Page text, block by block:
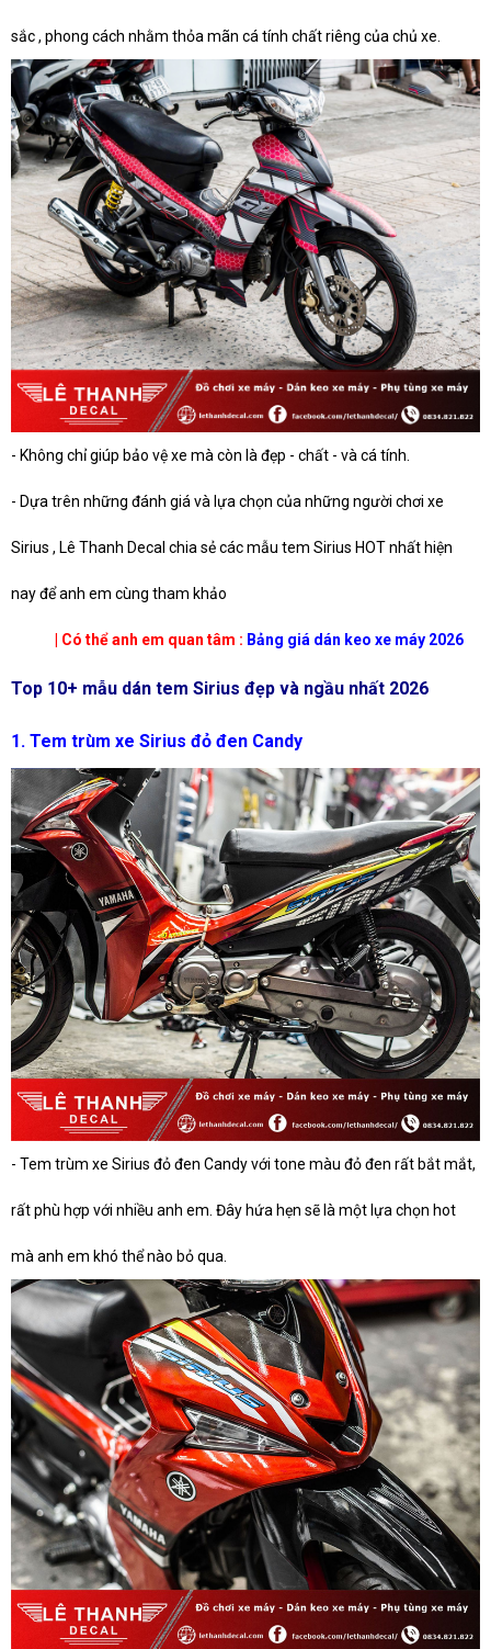
sắc , phong cách nhằm thỏa mãn cá tính chất riêng của chủ xe.
- Không chỉ giúp bảo vệ xe mà còn là đẹp - chất - và cá tính.
- Dựa trên những đánh giá và lựa chọn của những người chơi xe
Sirius , Lê Thanh Decal chia sẻ các mẫu tem Sirius HOT nhất hiện
nay để anh em cùng tham khảo
| Có thể anh em quan tâm : Bảng giá dán keo xe máy 2026
Top 10+ mẫu dán tem Sirius đẹp và ngầu nhất 2026
1. Tem trùm xe Sirius đỏ đen Candy
- Tem trùm xe Sirius đỏ đen Candy với tone màu đỏ đen rất bắt mắt,
rất phù hợp với nhiều anh em. Đây hứa hẹn sẽ là một lựa chọn hot
mà anh em khó thể nào bỏ qua.